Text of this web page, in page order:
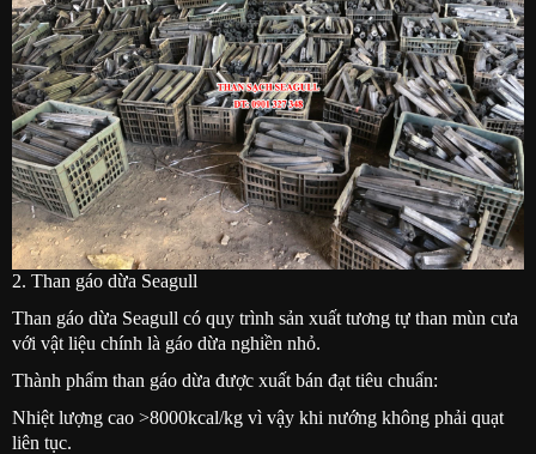
2. Than gáo dừa Seagull
Than gáo dừa Seagull có quy trình sản xuất tương tự than mùn cưa
với vật liệu chính là gáo dừa nghiền nhỏ.
Thành phẩm than gáo dừa được xuất bán đạt tiêu chuẩn:
Nhiệt lượng cao >8000kcal/kg vì vậy khi nướng không phải quạt
liên tục.